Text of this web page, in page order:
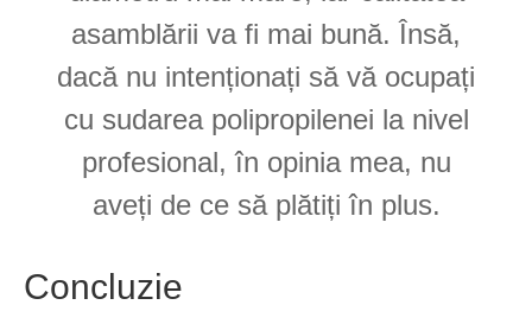
asamblării va fi mai bună. Însă,
dacă nu intenționați să vă ocupați
cu sudarea polipropilenei la nivel
profesional, în opinia mea, nu
aveți de ce să plătiți în plus.
Concluzie